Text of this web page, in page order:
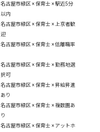
名古屋市緑区 × 保育士 × 駅近5分
以内
名古屋市緑区 × 保育士 × 上京者歓
迎
名古屋市緑区 × 保育士 × 低離職率
名古屋市緑区 × 保育士 × 勤務地選
択可
名古屋市緑区 × 保育士 × 昇給昇進
あり
名古屋市緑区 × 保育士 × 複数園あ
り
名古屋市緑区 × 保育士 × アットホ